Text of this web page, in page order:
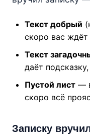
Текст добрый
скоро вас
Текст
даёт
Пустой лист—
скоро всё
Записку